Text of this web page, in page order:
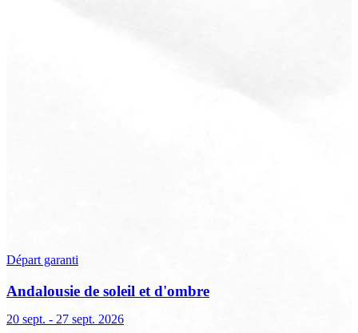
Départ garanti
Andalousie de soleil et d'ombre
20 sept. - 27 sept. 2026